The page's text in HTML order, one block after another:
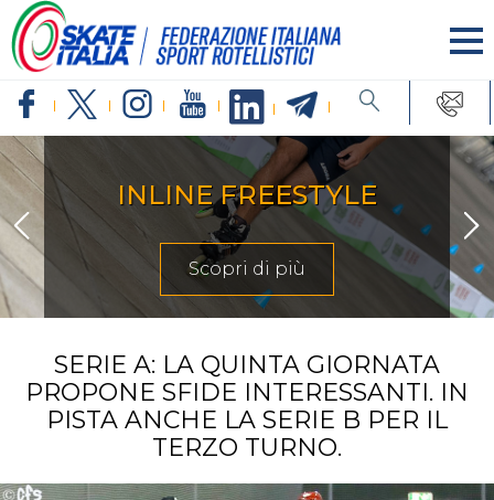
INLINE FREESTYLE
Scopri di più
SERIE A: LA QUINTA GIORNATA
PROPONE SFIDE INTERESSANTI. IN
PISTA ANCHE LA SERIE B PER IL
TERZO TURNO.